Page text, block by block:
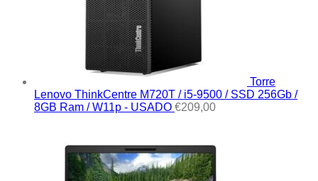
Torre
Lenovo ThinkCentre M720T / i5-9500 / SSD 256Gb /
8GB Ram / W11p - USADO €209,00